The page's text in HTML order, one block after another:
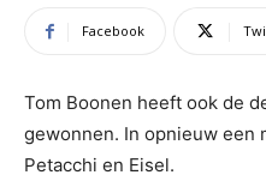
Facebook
Tom Boonen heeft ook de
gewonnen. In opnieuw een
Petacchi en Eisel.